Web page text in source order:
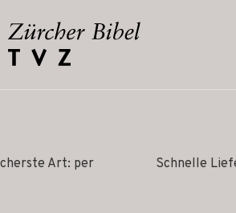
Art: per
Schnelle